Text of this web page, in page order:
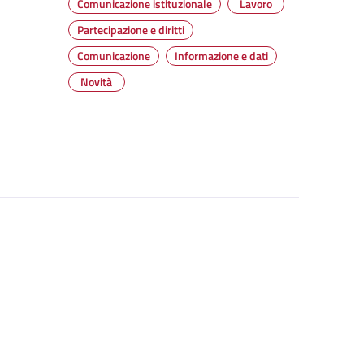
Comunicazione istituzionale
Lavoro
Partecipazione e diritti
Comunicazione
Informazione e dati
Novità